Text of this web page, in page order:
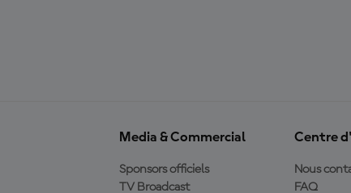
Media & Commercial
Sponsors officiels
TV Broadcast
Centre
Nous
FAQ